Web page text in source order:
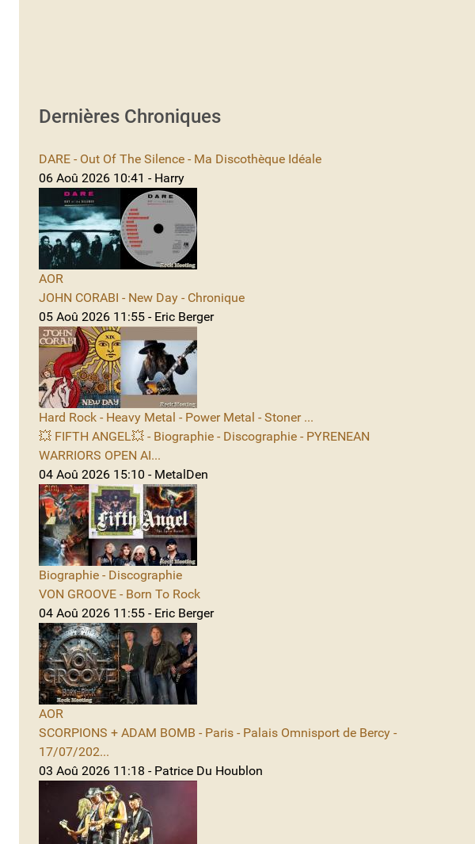
Dernières Chroniques
DARE - Out Of The Silence - Ma Discothèque Idéale
06 Aoû 2026 10:41 - Harry
AOR
JOHN CORABI - New Day - Chronique
05 Aoû 2026 11:55 - Eric Berger
Hard Rock - Heavy Metal - Power Metal - Stoner ...
💥 FIFTH ANGEL💥 - Biographie - Discographie - PYRENEAN
WARRIORS OPEN AI...
04 Aoû 2026 15:10 - MetalDen
Biographie - Discographie
VON GROOVE - Born To Rock
04 Aoû 2026 11:55 - Eric Berger
AOR
SCORPIONS + ADAM BOMB - Paris - Palais Omnisport de Bercy -
17/07/202...
03 Aoû 2026 11:18 - Patrice Du Houblon